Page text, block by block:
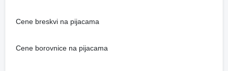
Cene breskvi na pijacama
Cene borovnice na pijacama